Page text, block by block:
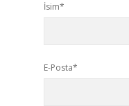
İsim*
E-Posta*